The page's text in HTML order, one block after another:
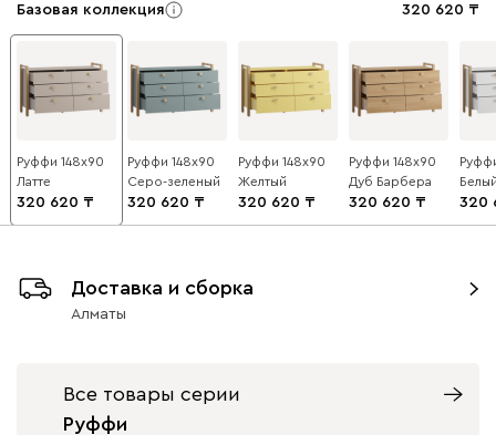
Базовая коллекция 320 620
Руффи 148x90
Латте
320 620
Руффи 148x90
Серо-зеленый
320 620
Руффи 148x90
Желтый
320 620
Руффи 148x90
Дуб Барбера
320 620 320
Доставка и сборка
Алматы
Все товары серии
Руффи